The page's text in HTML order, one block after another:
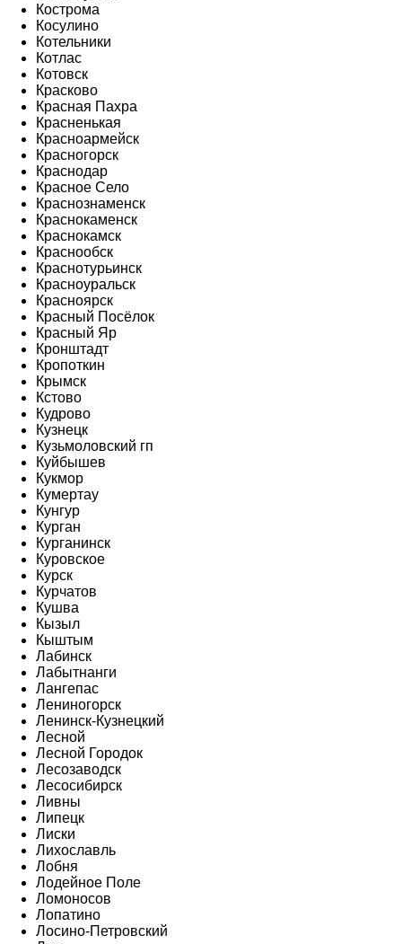
Кострома
Косулино
Котельники
Котлас
Котовск
Красково
Красная Пахра
Красненькая
Красноармейск
Красногорск
Краснодар
Красное Село
Краснознаменск
Краснокаменск
Краснокамск
Краснообск
Краснотурьинск
Красноуральск
Красноярск
Красный Посёлок
Красный Яр
Кронштадт
Кропоткин
Крымск
Кстово
Кудрово
Кузнецк
Кузьмоловский гп
Куйбышев
Кукмор
Кумертау
Кунгур
Курган
Курганинск
Куровское
Курск
Курчатов
Кушва
Кызыл
Кыштым
Лабинск
Лабытнанги
Лангепас
Лениногорск
Ленинск-Кузнецкий
Лесной
Лесной Городок
Лесозаводск
Лесосибирск
Ливны
Липецк
Лиски
Лихославль
Лобня
Лодейное Поле
Ломоносов
Лопатино
Лосино-Петровский